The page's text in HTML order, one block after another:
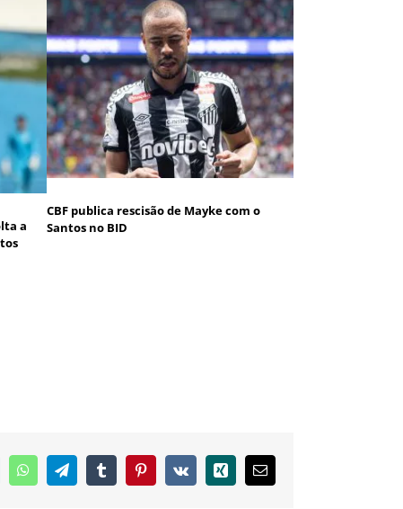
a
CBF publica rescisão de Mayke com o
Santos no BID
WhatsAppTelegramTumblr PinterestVk Xing
E-
mail